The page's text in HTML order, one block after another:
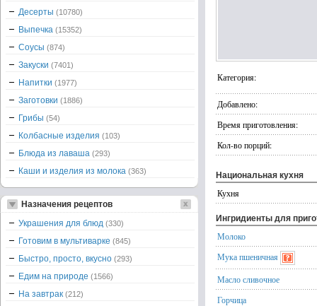
Категория:
Добавлено:
Время приготовления:
Кол-во порций:
Национальная кухня
Кухня
Ингридиенты для
Молоко
Мука пшеничная
Масло сливочное
Горчица
Десерты (10780)
Выпечка (15352)
Соусы (874)
Закуски (7401)
Напитки (1977)
Заготовки (1886)
Грибы (54)
Колбасные изделия (103)
Блюда из лаваша (293)
Каши и изделия из молока (363)
Назначения рецептов
Украшения для блюд (330)
Готовим в мультиварке (845)
Быстро, просто, вкусно (293)
Едим на природе (1566)
На завтрак (212)